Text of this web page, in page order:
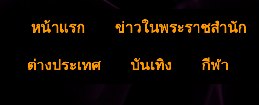
หน้าแรก ข่าวในพระราชสำนัก
ต่างประเทศ บันเทิง กีฬา